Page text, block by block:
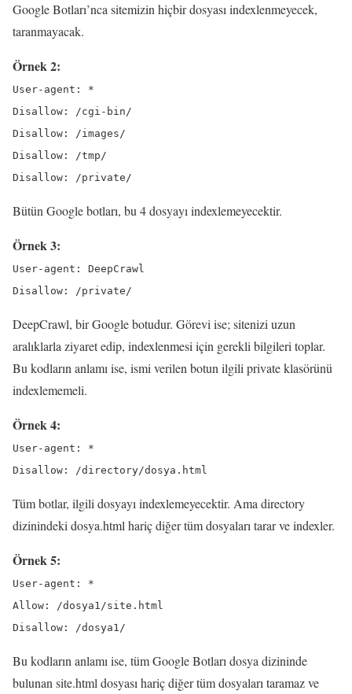
Google Botları’nca sitemizin hiçbir dosyası indexlenmeyecek,
taranmayacak.
Örnek 2:
User-agent: *
Disallow: /cgi-bin/
Disallow: /images/
Disallow: /tmp/
Disallow: /private/
Bütün Google botları, bu 4 dosyayı indexlemeyecektir.
Örnek 3:
User-agent: DeepCrawl
Disallow: /private/
DeepCrawl, bir Google botudur. Görevi ise; sitenizi uzun
aralıklarla ziyaret edip, indexlenmesi için gerekli bilgileri toplar.
Bu kodların anlamı ise, ismi verilen botun ilgili private klasörünü
indexlememeli.
Örnek 4:
User-agent: *
Disallow: /directory/dosya.html
Tüm botlar, ilgili dosyayı indexlemeyecektir. Ama directory
dizinindeki dosya.html hariç diğer tüm dosyaları tarar ve indexler.
Örnek 5:
User-agent: *
Allow: /dosya1/site.html
Disallow: /dosya1/
Bu kodların anlamı ise, tüm Google Botları dosya dizininde
bulunan site.html dosyası hariç diğer tüm dosyaları taramaz ve